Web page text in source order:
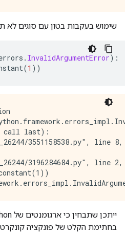
שימוש בעקבות בטון עם סוגים לא
. InvalidArgumentError):
(1 ))
call last):
3551158538.py", line
3196284684.py", line